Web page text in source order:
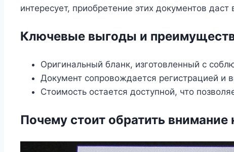
интересует, приобретение этих документов
Ключевые выгоды и
Оригинальный бланк, изготовленный с
Документ сопровождается регистрацией и
Стоимость остается доступной, что
Почему стоит обратить внимание